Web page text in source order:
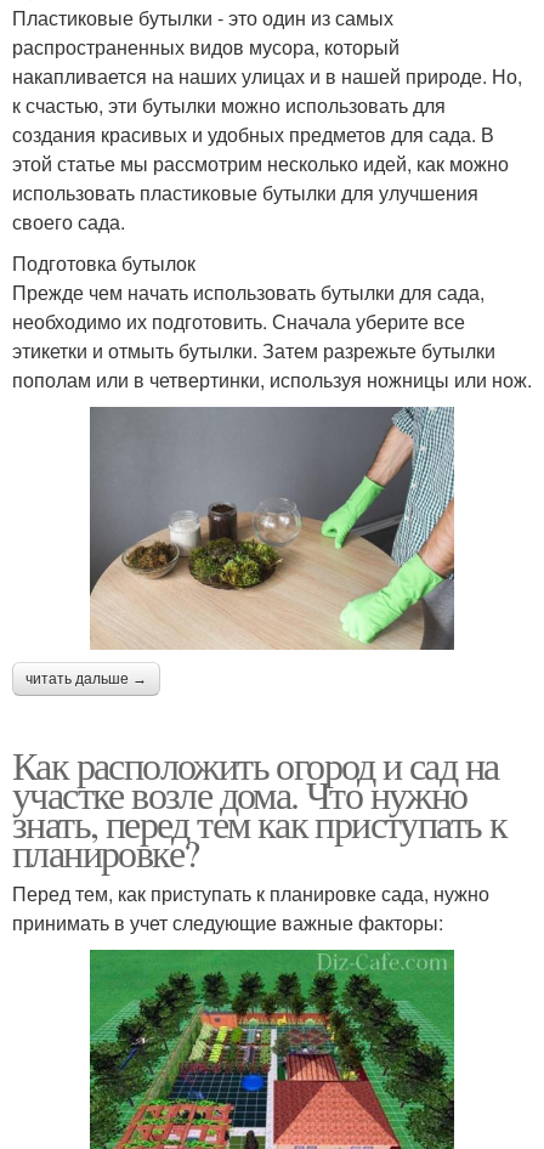
Пластиковые бутылки - это один из самых
распространенных видов мусора, который
накапливается на наших улицах и в нашей природе. Но,
к счастью, эти бутылки можно использовать для
создания красивых и удобных предметов для сада. В
этой статье мы рассмотрим несколько идей, как можно
использовать пластиковые бутылки для улучшения
своего сада.
Подготовка бутылок
Прежде чем начать использовать бутылки для сада,
необходимо их подготовить. Сначала уберите все
этикетки и отмыть бутылки. Затем разрежьте бутылки
пополам или в четвертинки, используя ножницы или нож.
читать дальше →
Как расположить огород и сад на
участке возле дома. Что нужно
знать, перед тем как приступать к
планировке?
Перед тем, как приступать к планировке сада, нужно
принимать в учет следующие важные факторы: